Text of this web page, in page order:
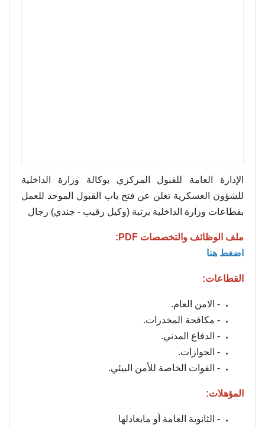
الإدارة العامة للقبول المركزي بوكالة وزارة الداخلية
للشؤون العسكرية تعلن عن فتح باب القبول الموحد للعمل
بقطاعات وزارة الداخلية برتبة (وكيل رقيب - جندي) رجال
ملف الوظائف والتخصصات PDF:
اضغط هنا
القطاعات:
- الامن العام.
- مكافحة المخدرات.
- الدفاع المدني.
- الجوازات.
- القوات الخاصة للأمن البيئي.
المؤهلات:
- الثانوية العامة أو مايعادلها